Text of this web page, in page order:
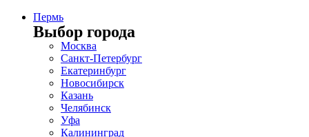
Пермь
Выбор города
Москва
Санкт-Петербург
Екатеринбург
Новосибирск
Казань
Челябинск
Уфа
Калининград